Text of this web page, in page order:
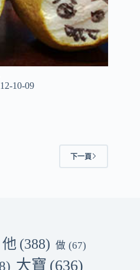
10-09
下一頁
他 (388) 做 (67)
大寶 (636)